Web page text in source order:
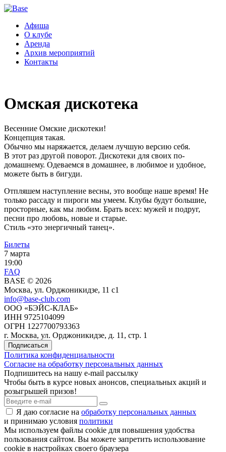
Афиша
О клубе
Аренда
Архив мероприятий
Контакты
Омская дискотека
Весенние Омские дискотеки!
Концепция такая.
Обычно мы наряжается, делаем лучшую версию себя.
В этот раз другой поворот. Дискотеки для своих по-
домашнему. Одеваемся в домашнее, в любимое и удобное,
можете быть в бигуди.
Отпляшем наступление весны, это вообще наше время! Не
только рассаду и пироги мы умеем. Клубы будут большие,
просторные, как мы любим. Брать всех: мужей и подруг,
песни про любовь, новые и старые.
Стиль «это энергичный танец».
Билеты
7 марта
19:00
FAQ
BASE © 2026
Москва, ул. Орджоникидзе, 11 c1
info@base-club.com
ООО «БЭЙС-КЛАБ»
ИНН 9725104099
ОГРН 1227700793363
г. Москва, ул. Орджоникидзе, д. 11, стр. 1
Подписаться
Политика конфиденциальности
Согласие на обработку персональных данных
Подпишитесь на нашу e-mail рассылку
Чтобы быть в курсе новых анонсов, специальных акций и
розыгрышей призов!
Я даю согласие на обработку персональных данных
и принимаю условия политики
Мы используем файлы cookie для повышения удобства
пользования cайтом. Вы можете запретить использование
cookie в настройках своего браузера